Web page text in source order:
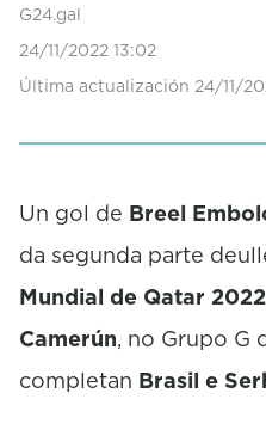
G24.gal
24/11/2022 13:02
Última actualización 24/11/
Un gol de Breel
da segunda parte
Mundial de Qatar 2022
Camerún, no Grupo G
completan Brasil e